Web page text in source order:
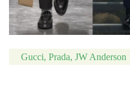
Gucci, Prada, JW Anderson